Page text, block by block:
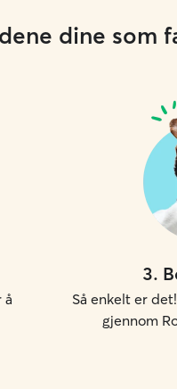
dine som
å
3.
Så enkelt er
gjennom